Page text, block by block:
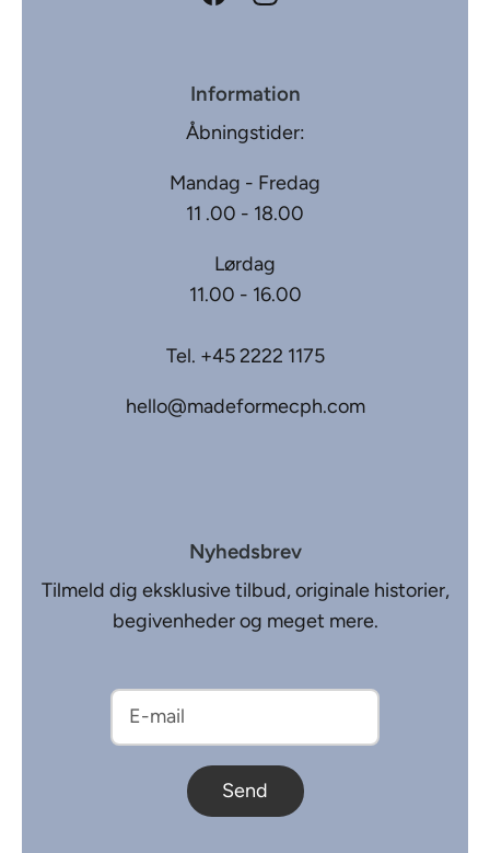
Information
Åbningstider:
Mandag - Fredag
11 .00 - 18.00
Lørdag
11.00 - 16.00
Tel. +45 2222 1175
hello@madeformecph.com
Nyhedsbrev
Tilmeld dig eksklusive tilbud, originale historier,
begivenheder og meget mere.
Send